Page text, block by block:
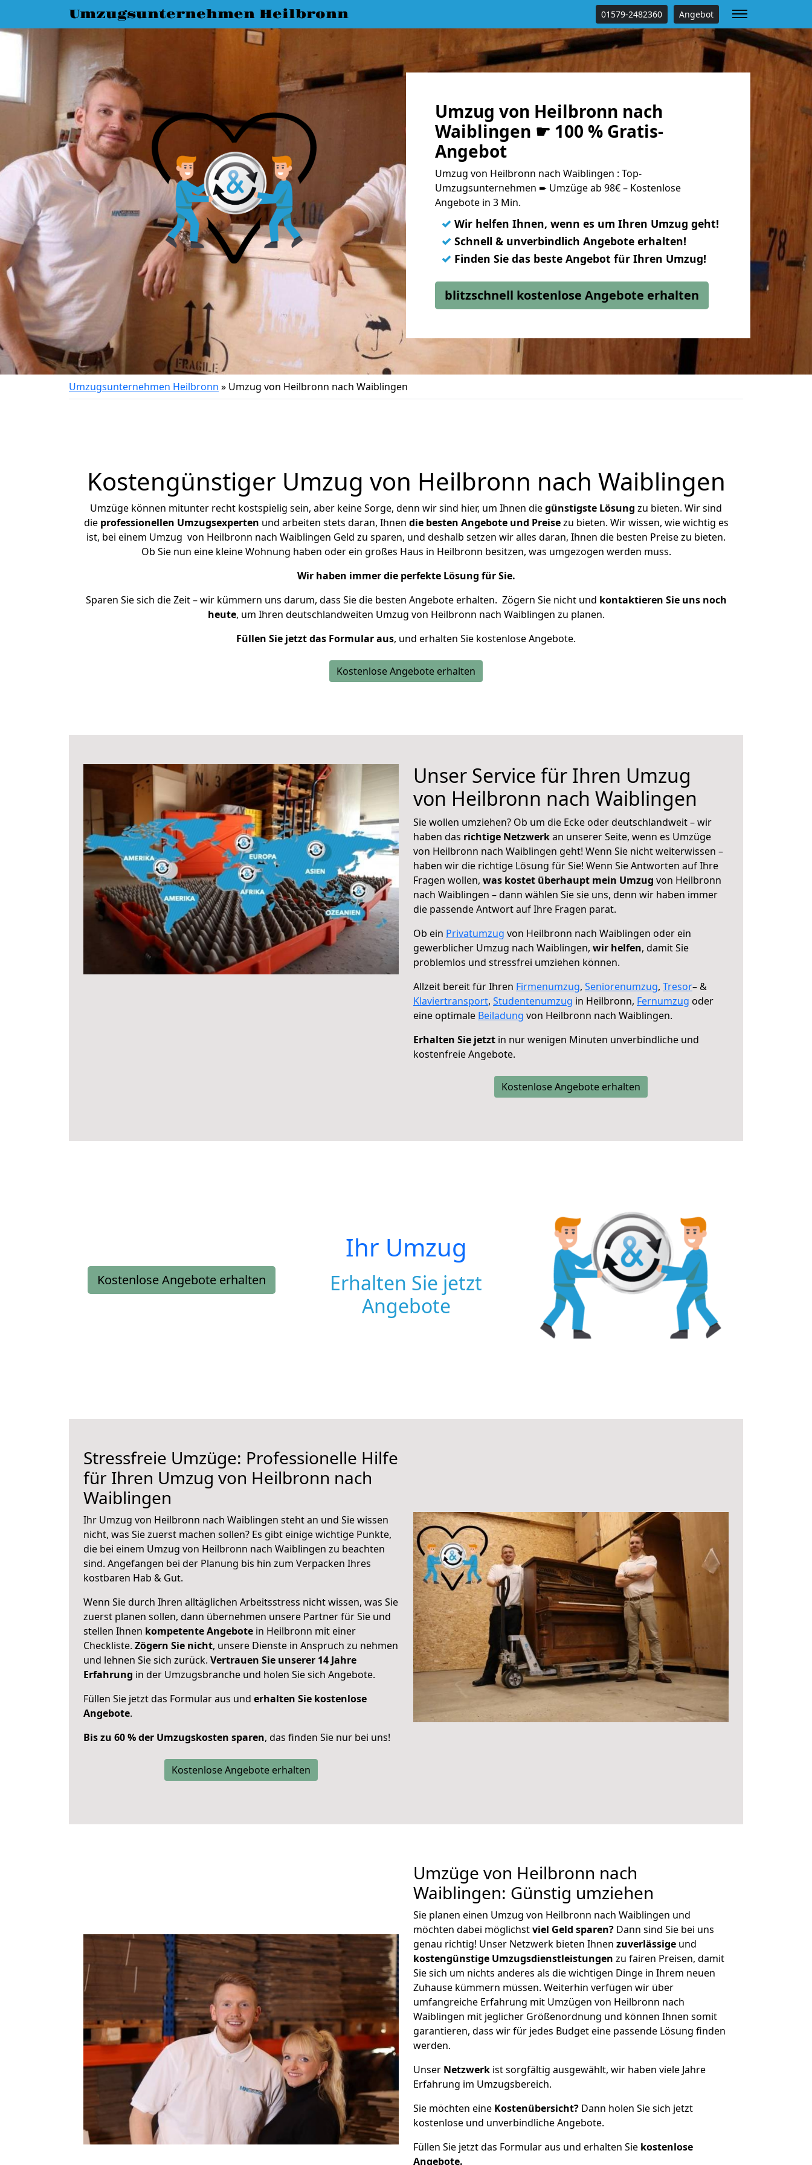
Umzugsunternehmen Heilbronn 01579-2482360 Angebot
Umzug von Heilbronn nach
Waiblingen ☛ 100 % Gratis-
Angebot
Umzug von Heilbronn nach Waiblingen : Top-
Umzugsunternehmen ➨ Umzüge ab 98€ – Kostenlose
Angebote in 3 Min.
✓ Wir helfen Ihnen, wenn es um Ihren Umzug geht!
✓ Schnell & unverbindlich Angebote erhalten!
✓ Finden Sie das beste Angebot für Ihren Umzug!
blitzschnell kostenlose Angebote erhalten
Umzugsunternehmen Heilbronn » Umzug von Heilbronn nach Waiblingen
Kostengünstiger Umzug von Heilbronn nach Waiblingen
Umzüge können mitunter recht kostspielig sein, aber keine Sorge, denn wir sind hier, um Ihnen diegünstigste Lösung zu bieten. Wir sind
die professionellen Umzugsexperten und arbeiten stets daran, Ihnen die besten Angebote und Preisezu bieten. Wir wissen, wie wichtig es
ist, bei einem Umzug von Heilbronn nach Waiblingen Geld zu sparen, und deshalb setzen wir alles daran, Ihnen die besten Preise zu bieten.
Ob Sie nun eine kleine Wohnung haben oder ein großes Haus in Heilbronn besitzen, was umgezogen werden muss.
Wir haben immer die perfekte Lösung für Sie.
Sparen Sie sich die Zeit – wir kümmern uns darum, dass Sie die besten Angebote erhalten. Zögern Sie nicht und kontaktieren Sie uns noch
heute, um Ihren deutschlandweiten Umzug von Heilbronn nach Waiblingen zu planen.
Füllen Sie jetzt das Formular aus, und erhalten Sie kostenlose Angebote.
Kostenlose Angebote erhalten
Unser Service für Ihren Umzug
von Heilbronn nach Waiblingen
Sie wollen umziehen? Ob um die Ecke oder deutschlandweit – wir
haben das richtige Netzwerkan unserer Seite, wenn es Umzüge
von Heilbronn nach Waiblingen geht! Wenn Sie nicht weiterwissen –
haben wir die richtige Lösung für Sie! Wenn Sie Antworten auf Ihre
Fragen wollen, was kostet überhaupt mein Umzug von Heilbronn
nach Waiblingen – dann wählen Sie sie uns, denn wir haben immer
die passende Antwort auf Ihre Fragen parat.
Ob ein Privatumzug von Heilbronn nach Waiblingen oder ein
gewerblicher Umzug nach Waiblingen, wir helfen, damit Sie
problemlos und stressfrei umziehen können.
Allzeit bereit für Ihren Firmenumzug, Seniorenumzug, Tresor– &
Klaviertransport, Studentenumzug in Heilbronn, Fernumzug oder
eine optimale Beiladung von Heilbronn nach Waiblingen.
Erhalten Sie jetzt in nur wenigen Minuten unverbindliche und
kostenfreie Angebote.
Kostenlose Angebote erhalten
Kostenlose Angebote erhalten
Ihr Umzug
Erhalten Sie jetzt
Angebote
Stressfreie Umzüge: Professionelle Hilfe
für Ihren Umzug von Heilbronn nach
Waiblingen
Ihr Umzug von Heilbronn nach Waiblingen steht an und Sie wissen
nicht, was Sie zuerst machen sollen? Es gibt einige wichtige Punkte,
die bei einem Umzug von Heilbronn nach Waiblingen zu beachten
sind. Angefangen bei der Planung bis hin zum Verpacken Ihres
kostbaren Hab & Gut.
Wenn Sie durch Ihren alltäglichen Arbeitsstress nicht wissen, was Sie
zuerst planen sollen, dann übernehmen unsere Partner für Sie und
stellen Ihnen kompetente Angebote in Heilbronn mit einer
Checkliste. Zögern Sie nicht, unsere Dienste in Anspruch zu nehmen
und lehnen Sie sich zurück. Vertrauen Sie unserer 14 Jahre
Erfahrung in der Umzugsbranche und holen Sie sich Angebote.
Füllen Sie jetzt das Formular aus und erhalten Sie kostenlose
Angebote.
Bis zu 60 % der Umzugskosten sparen, das finden Sie nur bei uns!
Kostenlose Angebote erhalten
Umzüge von Heilbronn nach
Waiblingen: Günstig umziehen
Sie planen einen Umzug von Heilbronn nach Waiblingen und
möchten dabei möglichstviel Geld sparen? Dann sind Sie bei uns
genau richtig! Unser Netzwerk bieten Ihnen zuverlässige und
kostengünstige Umzugsdienstleistungen zu fairen Preisen, damit
Sie sich um nichts anderes als die wichtigen Dinge in Ihrem neuen
Zuhause kümmern müssen. Weiterhin verfügen wir über
umfangreiche Erfahrung mit Umzügen von Heilbronn nach
Waiblingen mit jeglicher Größenordnung und können Ihnen somit
garantieren, dass wir für jedes Budget eine passende Lösung finden
werden.
Unser Netzwerk ist sorgfältig ausgewählt, wir haben viele Jahre
Erfahrung im Umzugsbereich.
Sie möchten eine Kostenübersicht? Dann holen Sie sich jetzt
kostenlose und unverbindliche Angebote.
Füllen Sie jetzt das Formular aus und erhalten Sie kostenlose
Angebote.